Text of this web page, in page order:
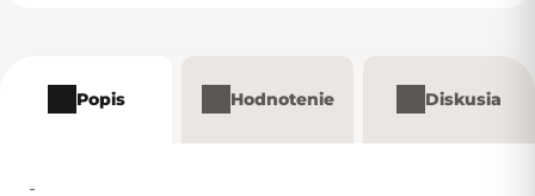
Popis Hodnotenie Diskusia
-